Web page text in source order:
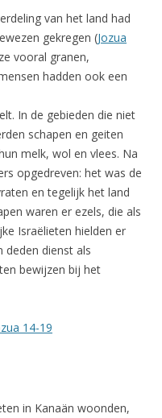
van het land had
gekregen (Jozua
vooral granen,
hadden ook een
In de gebieden die niet
schapen en geiten
melk, wol en vlees. Na
opgedreven: het was de
en tegelijk het land
waren er ezels, die als
Israëlieten hielden er
deden dienst als
bewijzen bij het
14-19
in Kanaän woonden,